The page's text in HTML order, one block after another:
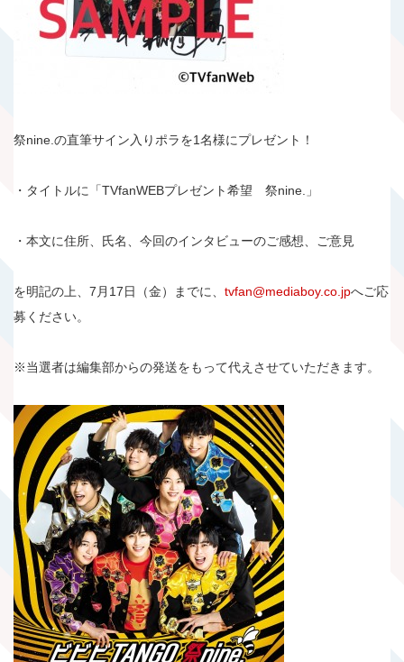
祭nine.の直筆サイン入りポラを1名様にプレゼント！
・タイトルに「TVfanWEBプレゼント希望 祭nine.」
・本文に住所、氏名、今回のインタビューのご感想、ご意見
を明記の上、7月17日（金）までに、 tvfan@mediaboy.co.jpへご応
募ください。
※当選者は編集部からの発送をもって代えさせていただきます。